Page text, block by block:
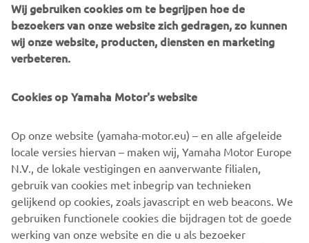
Daylin Postma #88
Wij gebruiken cookies om te begrijpen hoe de
bezoekers van onze website zich gedragen, zo kunnen
wij onze website, producten, diensten en marketing
verbeteren.
Cookies op Yamaha Motor's website
Op onze website (yamaha-motor.eu) – en alle afgeleide
locale versies hiervan – maken wij, Yamaha Motor Europe
N.V., de lokale vestigingen en aanverwante filialen,
gebruik van cookies met inbegrip van technieken
gelijkend op cookies, zoals javascript en web beacons. We
gebruiken functionele cookies die bijdragen tot de goede
werking van onze website en die u als bezoeker